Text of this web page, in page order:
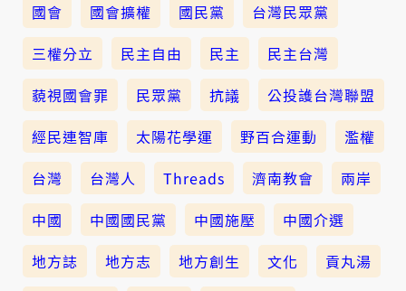
國會
國會擴權 國民黨
台灣民眾黨
三權分立
民主自由 民主
民主台灣
藐視國會罪
民眾黨 抗議
公投護台灣聯盟
經民連智庫
太陽花學運 野百合運動
濫權
台灣
台灣人 Threads 濟南教會
兩岸
中國
中國國民黨 中國施壓
中國介選
地方誌
地方志 地方創生 文化
貢丸湯